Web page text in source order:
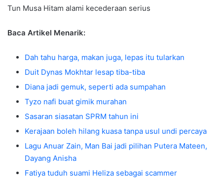
Tun Musa Hitam alami kecederaan serius
Baca Artikel Menarik:
Dah tahu harga, makan juga, lepas itu tularkan
Duit Dynas Mokhtar lesap tiba-tiba
Diana jadi gemuk, seperti ada sumpahan
Tyzo nafi buat gimik murahan
Sasaran siasatan SPRM tahun ini
Kerajaan boleh hilang kuasa tanpa usul undi percaya
Lagu Anuar Zain, Man Bai jadi pilihan Putera Mateen,
Dayang Anisha
Fatiya tuduh suami Heliza sebagai scammer